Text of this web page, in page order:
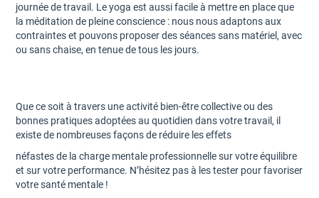
journée de travail. Le yoga est aussi facile à mettre en place que
la méditation de pleine conscience : nous nous adaptons aux
contraintes et pouvons proposer des séances sans matériel, avec
ou sans chaise, en tenue de tous les jours.
Que ce soit à travers une activité bien-être collective ou des
bonnes pratiques adoptées au quotidien dans votre travail, il
existe de nombreuses façons de réduire les effets
néfastes de la charge mentale professionnelle sur votre équilibre
et sur votre performance. N’hésitez pas à les tester pour favoriser
votre santé mentale !